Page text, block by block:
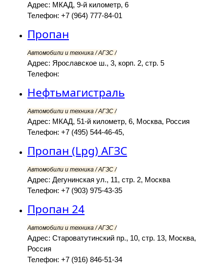
Адрес: МКАД, 9-й километр, 6
Телефон: +7 (964) 777-84-01
Пропан
Автомобили и техника / АГЗС /
Адрес: Ярославское ш., 3, корп. 2, стр. 5
Телефон:
Нефтьмагистраль
Автомобили и техника / АГЗС /
Адрес: МКАД, 51-й километр, 6, Москва, Россия
Телефон: +7 (495) 544-46-45,
Пропан (Lpg) АГЗС
Автомобили и техника / АГЗС /
Адрес: Дегунинская ул., 11, стр. 2, Москва
Телефон: +7 (903) 975-43-35
Пропан 24
Автомобили и техника / АГЗС /
Адрес: Староватутинский пр., 10, стр. 13, Москва,
Россия
Телефон: +7 (916) 846-51-34